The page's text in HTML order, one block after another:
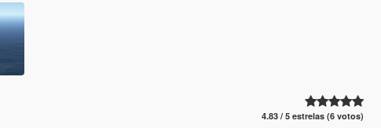
4.83 / 5 estrelas (6 votos)